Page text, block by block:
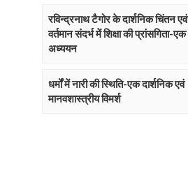
रविन्द्रनाथ टैगोर के दार्शनिक चिंतन एवं
वर्तमान संदर्भ में शिक्षा की प्रांसगिता-एक
अध्ययन
धर्मों में नारी की स्थिति-एक दार्शनिक एवं
मानवशास्त्रीय विमर्श